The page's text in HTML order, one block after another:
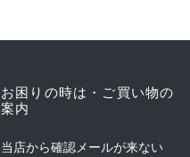
お困りの時は・ご買い物の
案内
当店から確認メールが来ない